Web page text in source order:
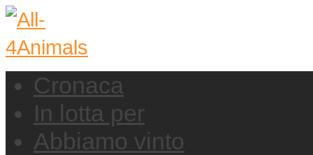
Cronaca
In lotta per
Abbiamo vinto